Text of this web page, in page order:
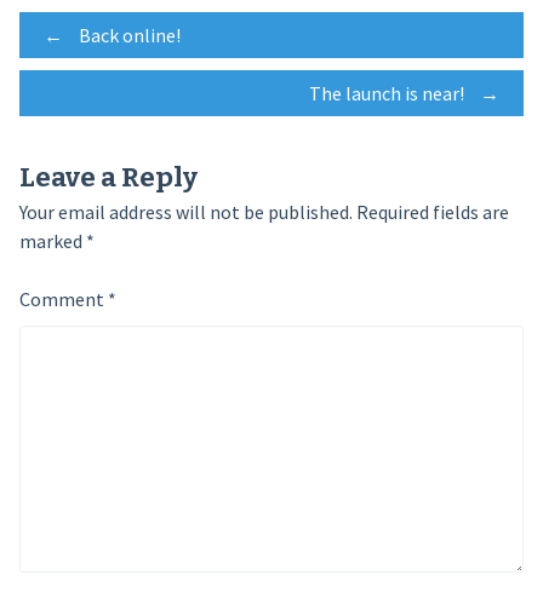
Post
navigation
← Back online!
The launch is near! →
Leave a Reply
Your email address will not be published. Required fields are
marked *
Comment *